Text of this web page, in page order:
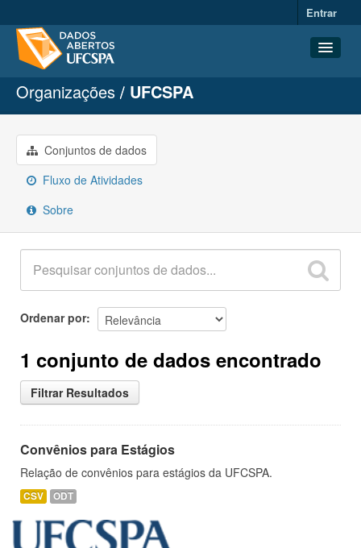
Entrar
Conjuntos de dados
Organizações
Grupos
Sobre
Organizações UFCSPA
Conjuntos de dados
Fluxo de Atividades
Sobre
Ordenar por
1 conjunto de dados encontrado
Filtrar Resultados
Convênios para Estágios
Relação de convênios para estágios da UFCSPA.
CSV ODT